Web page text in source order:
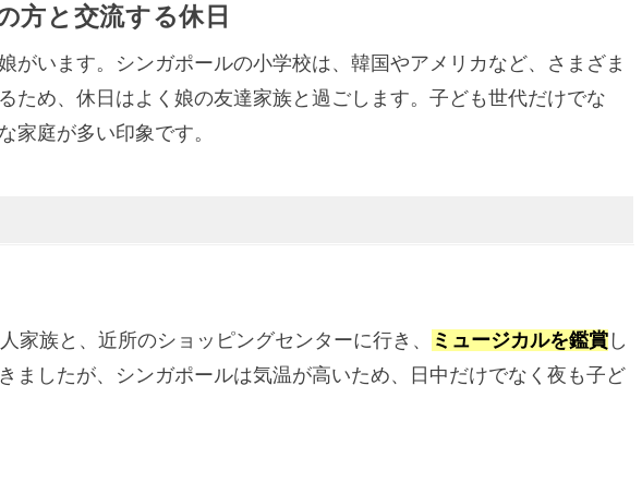
方と交流する休日
がいます。シンガポールの小学校は、韓国やアメリカなど、さまざま
ため、休日はよく娘の友達家族と過ごします。子ども世代だけでな
家庭が多い印象です。
家族と、近所のショッピングセンターに行き、 ミュージカルを鑑賞 し
ましたが、シンガポールは気温が高いため、日中だけでなく夜も子ど